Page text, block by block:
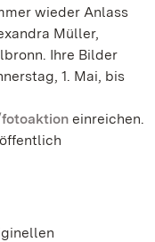
wieder Anlass
Müller,
Ihre Bilder
1. Mai, bis
einreichen.